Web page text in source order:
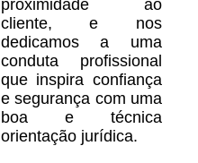
proximidade ao
cliente, e nos
dedicamos a uma
conduta profissional
que inspira confiança
e segurança com uma
boa e técnica
orientação jurídica.